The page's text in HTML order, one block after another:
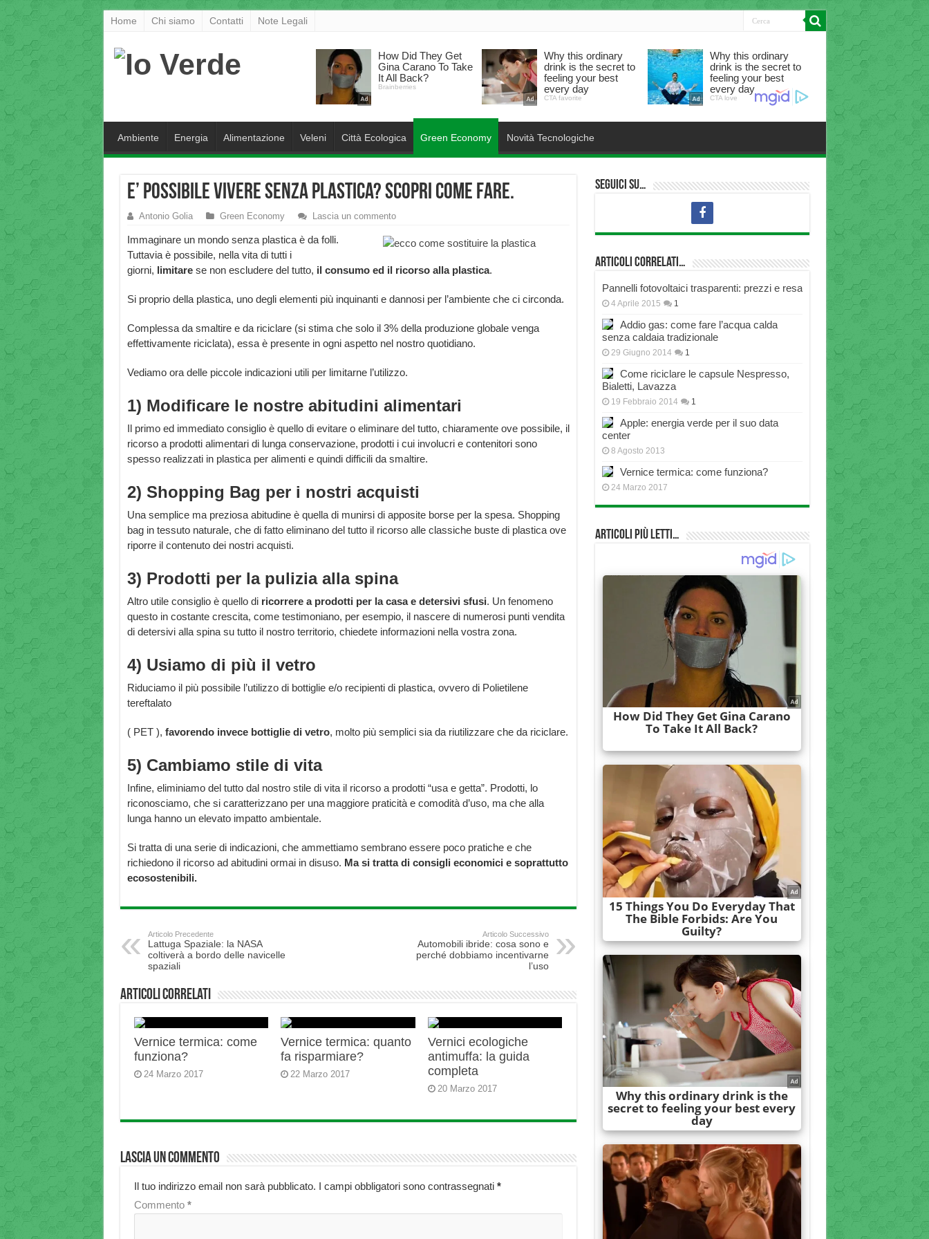
Home Chi siamo Contatti Note Legali
Ambiente Energia Alimentazione Veleni Città Ecologica Green Economy Novità Tecnologiche
E’ possibile vivere senza plastica? Scopri come fare.
Antonio Golia Green Economy Lascia un commento
Immaginare un mondo senza plastica è da folli.
Tuttavia è possibile, nella vita di tutti i
giorni, limitarese non escludere del tutto, il consumo ed il ricorso alla plastica.
Si proprio della plastica, uno degli elementi più inquinanti e dannosi per l’ambiente che ci circonda.
Complessa da smaltire e da riciclare (si stima che solo il 3% della produzione globale venga
effettivamente riciclata), essa è presente in ogni aspetto nel nostro quotidiano.
Vediamo ora delle piccole indicazioni utili per limitarne l’utilizzo.
1) Modificare le nostre abitudini alimentari
Il primo ed immediato consiglio è quello di evitare o eliminare del tutto, chiaramente ove possibile, il
ricorso a prodotti alimentari di lunga conservazione, prodotti i cui involucri e contenitori sono
spesso realizzati in plastica per alimenti e quindi difficili da smaltire.
2) Shopping Bag per i nostri acquisti
Una semplice ma preziosa abitudine è quella di munirsi di apposite borse per la spesa. Shopping
bag in tessuto naturale, che di fatto eliminano del tutto il ricorso alle classiche buste di plastica ove
riporre il contenuto dei nostri acquisti.
3) Prodotti per la pulizia alla spina
Altro utile consiglio è quello diricorrere a prodotti per la casa e detersivi sfusi. Un fenomeno
questo in costante crescita, come testimoniano, per esempio, il nascere di numerosi punti vendita
di detersivi alla spina su tutto il nostro territorio, chiedete informazioni nella vostra zona.
4) Usiamo di più il vetro
Riduciamo il più possibile l’utilizzo di bottiglie e/o recipienti di plastica, ovvero di Polietilene
tereftalato
( PET ), favorendo invece bottiglie di vetro, molto più semplici sia da riutilizzare che da riciclare.
5) Cambiamo stile di vita
Infine, eliminiamo del tutto dal nostro stile di vita il ricorso a prodotti “usa e getta”. Prodotti, lo
riconosciamo, che si caratterizzano per una maggiore praticità e comodità d’uso, ma che alla
lunga hanno un elevato impatto ambientale.
Si tratta di una serie di indicazioni, che ammettiamo sembrano essere poco pratiche e che
richiedono il ricorso ad abitudini ormai in disuso. Ma si tratta di consigli economici e soprattutto
ecosostenibili.
Articolo Precedente
Lattuga Spaziale: la NASA
coltiverà a bordo delle navicelle
spaziali
Articolo Successivo
Automobili ibride: cosa sono e
perché dobbiamo incentivarne
l’uso
Articoli correlati
Vernice termica: come
funziona?
24 Marzo 2017
Vernice termica: quanto
fa risparmiare?
22 Marzo 2017
Vernici ecologiche
antimuffa: la guida
completa
20 Marzo 2017
Lascia un commento
Il tuo indirizzo email non sarà pubblicato. I campi obbligatori sono contrassegnati *
Commento *
Seguici su…
Articoli correlati…
Pannelli fotovoltaici trasparenti: prezzi e resa
4 Aprile 2015 1
Addio gas: come fare l’acqua calda
senza caldaia tradizionale
29 Giugno 2014 1
Come riciclare le capsule Nespresso,
Bialetti, Lavazza
19 Febbraio 2014 1
Apple: energia verde per il suo data
center
8 Agosto 2013
Vernice termica: come funziona?
24 Marzo 2017
Articoli più Letti…